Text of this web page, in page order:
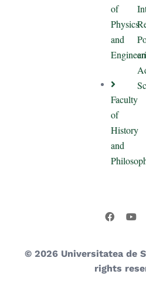
of
Physics
and
Faculty
of
History
and
© 2026 Universitatea de
rights